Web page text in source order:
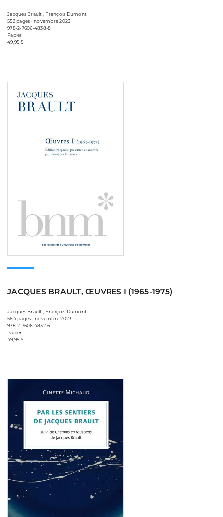
Jacques Brault , François Dumont
552 pages • novembre 2023
978-2-7606-4838-8
Papier
49,95 $
JACQUES BRAULT, ŒUVRES I (1965-1975)
Jacques Brault , François Dumont
584 pages • novembre 2023
978-2-7606-4832-6
Papier
49,95 $